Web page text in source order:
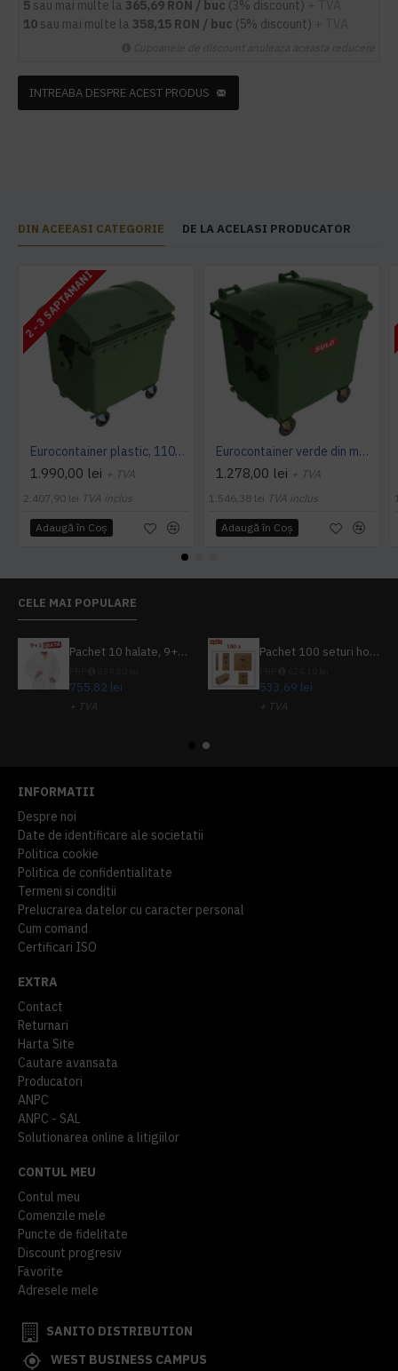
5 sau mai multe la 365,69 RON / buc (3% discount)
10 sau mai multe la 358,15 RON / buc (5% discount)
INTREABA DESPRE ACEST PRODUS
DIN ACEEASI CATEGORIE DE LA ACELASI PRODUCATOR
2 - 3 SAPTAMANI
Eurocontainer plastic, 1100 L, verde, capac rotund - Transport Inclus
1.990,00 lei + TVA
2.407,90 lei TVA inclus
Adaugă în Coş
Eurocontainer verde din material plastic, cu capac plat, SULO, 1100 l - Transport Inclus
1.278,00 lei + TVA
1.546,38 lei TVA inclus
Adaugă în Coş
CELE MAI POPULARE
Pachet 10 halate, 9+1 gratuit
755,82 lei
+ TVA
Pachet 100 seturi hoteliere, set dentar, set barbierit, casca de dus, pila unghii, set cusut
533,69 lei
+ TVA
INFORMATII
Despre noi
Date de identificare ale societatii
Politica cookie
Politica de confidentialitate
Termeni si conditii
Prelucrarea datelor cu caracter personal
Cum comand
Certificari ISO
EXTRA
Contact
Returnari
Harta Site
Cautare avansata
Producatori
ANPC
ANPC - SAL
Solutionarea online a litigiilor
CONTUL MEU
Contul meu
Comenzile mele
Puncte de fidelitate
Discount progresiv
Favorite
Adresele mele
SANITO DISTRIBUTION
WEST BUSINESS CAMPUS